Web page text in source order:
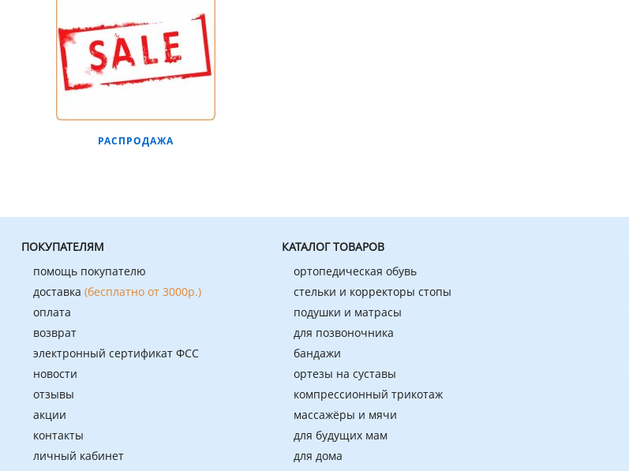
РАСПРОДАЖА
ПОКУПАТЕЛЯМ
помощь покупателю
доставка (бесплатно от 3000р.)
оплата
возврат
электронный сертификат ФСС
новости
отзывы
акции
контакты
личный кабинет
КАТАЛОГ ТОВАРОВ
ортопедическая обувь
стельки и корректоры стопы
подушки и матрасы
для позвоночника
бандажи
ортезы на суставы
компрессионный трикотаж
массажёры и мячи
для будущих мам
для дома